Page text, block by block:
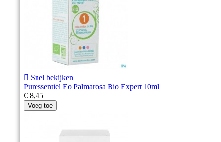
 Snel bekijken
Puressentiel Eo Palmarosa Bio Expert 10ml
€ 8,45
Voeg toe